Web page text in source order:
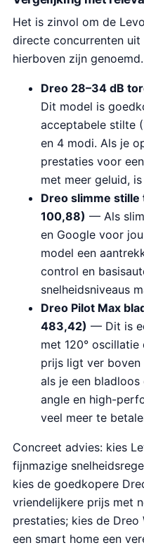
Het is zinvol om de
directe concurrenten
hierboven zijn genoemd.
Dreo 28–34 dB
Dit model is
acceptabele stilte
en 4 modi. Als je
prestaties voor
met meer geluid,
Dreo slimme stille
100,88) — Als
en Google voor
model een
control en
snelheidsniveaus
Dreo Pilot Max
483,42) — Dit is
met 120°
prijs ligt ver
als je een
angle en high-
veel meer te
Concreet advies: kies
fijnmazige
kies de goedkopere
vriendelijkere prijs met
prestaties; kies de
een smart home een